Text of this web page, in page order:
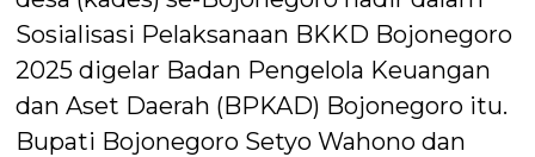
Sosialisasi Pelaksanaan BKKD Bojonegoro
2025 digelar Badan Pengelola Keuangan
dan Aset Daerah (BPKAD) Bojonegoro itu.
Bupati Bojonegoro Setyo Wahono dan